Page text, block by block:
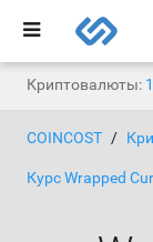
Криптовалюты:
COINCOST
Курс Wrapped